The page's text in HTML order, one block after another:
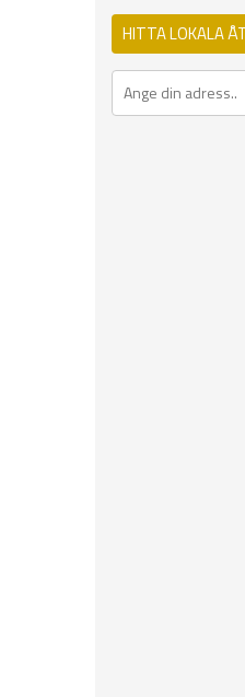
HITTA LOKALA